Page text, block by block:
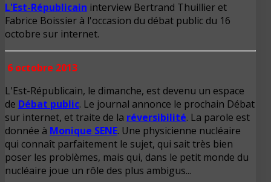
L'Est-Républicain interview Bertrand Thuillier et
Fabrice Boissier à l'occasion du débat public du 16
octobre sur internet.
6 octobre 2013
L'Est-Républicain, le dimanche, est devenu un espace
de Débat public. Le journal annonce le prochain Débat
sur internet, et traite de la réversibilité. La parole est
donnée à Monique SENE. Une physicienne nucléaire
qui connaît parfaitement le sujet, qui sait très bien
poser les problèmes, mais qui, dans le petit monde du
nucléaire joue un rôle des plus ambigus...